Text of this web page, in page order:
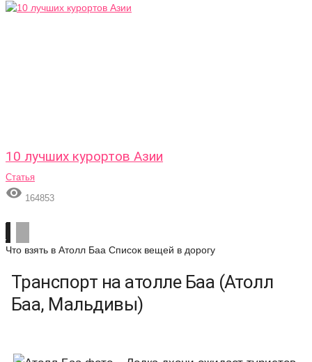
10 лучших курортов Азии
Статья
 164853
Что взять в Атолл Баа Список вещей в дорогу
Транспорт на атолле Баа (Атолл
Баа, Мальдивы)